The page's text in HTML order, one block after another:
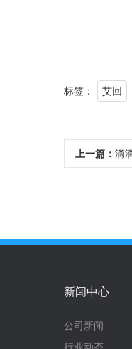
标签： 艾回
上一篇： 滴
新闻中心
公司新闻